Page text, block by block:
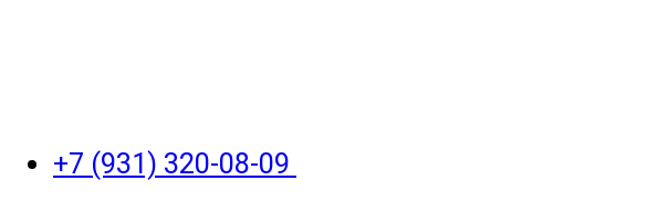
+7 (931) 320-08-09